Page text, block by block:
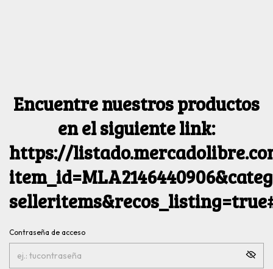
Encuentre nuestros productos
en el siguiente link:
https://
Contraseña de acceso